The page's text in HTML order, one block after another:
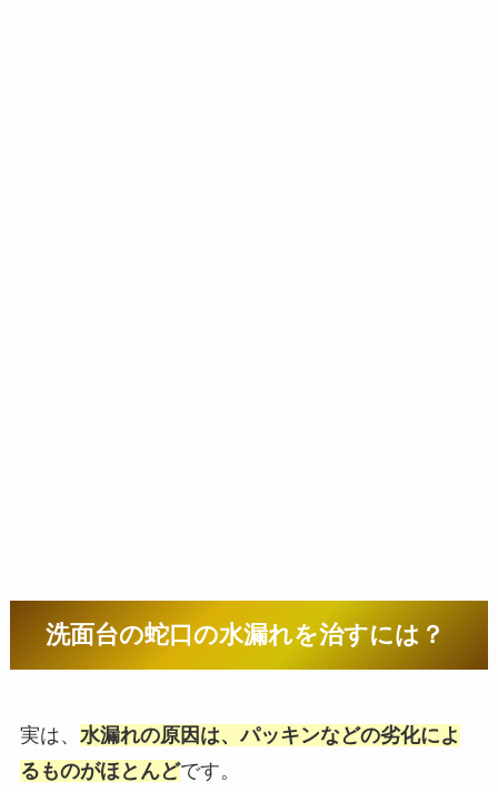
洗面台の蛇口の水漏れを治すには？
実は、 水漏れの原因は、パッキンなどの劣化によ
るものがほとんどです。